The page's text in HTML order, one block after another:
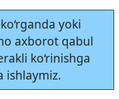
yoki
axborot qabul
ko‘rinishga
ishlaymiz.